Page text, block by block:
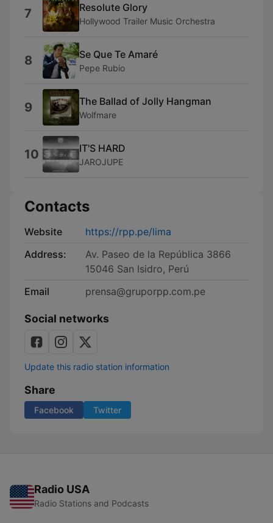
7 Resolute Glory
Hollywood Trailer Music Orchestra
8 Se Que Te Amaré
Pepe Rubio
9 The Ballad of Jolly Hangman
Wolfmare
10 IT'S HARD
JAROJUPE
Contacts
Website
https://rpp.pe/lima
Address:
Av. Paseo de la República 3866
15046 San Isidro, Perú
Email
prensa@gruporpp.com.pe
Social networks
Update this radio station information
Share
Facebook Twitter
Radio USA
Radio Stations and Podcasts